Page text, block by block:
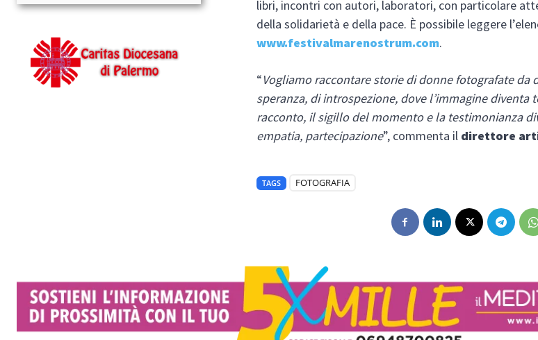
libri, incontri con autori, laboratori, con particolare
della solidarietà e della pace. È possibile leggere
www.festivalmarenostrum.com.
“Vogliamo raccontare storie di donne fotografate da
speranza, di introspezione, dove l’immagine diventa
racconto, il sigillo del momento e la testimonianza
empatia, partecipazione”, commenta il direttore
TAGS FOTOGRAFIA